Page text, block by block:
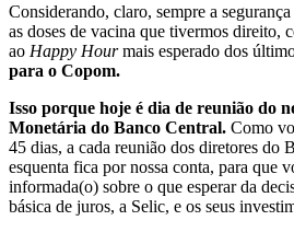
Considerando, claro, sempre a
as doses de vacina que tivermos direito,
ao Happy Hourmais esperado dos
para o Copom.
Isso porque hoje é dia de reunião do
Monetária do Banco Central. Como
45 dias, a cada reunião dos diretores do
esquenta fica por nossa conta, para que
informada(o) sobre o que esperar da
básica de juros, a Selic, e os seus